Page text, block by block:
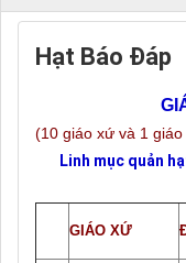
Hạt Báo Đáp
(10 giáo xứ và 1
Linh mục quản
GIÁO XỨ